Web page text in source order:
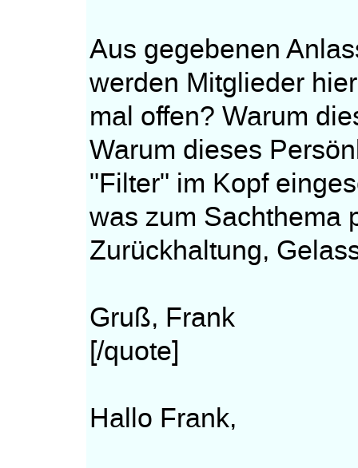
Aus gegebenen
werden Mitglieder
mal offen? Warum
Warum dieses
"Filter" im Kopf
was zum Sachthema
Zurückhaltung,
Gruß, Frank
[/quote]
Hallo Frank,